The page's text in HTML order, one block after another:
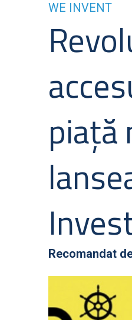
WE INVENT
piață
Recomandat